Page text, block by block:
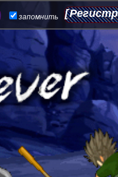
запомнить